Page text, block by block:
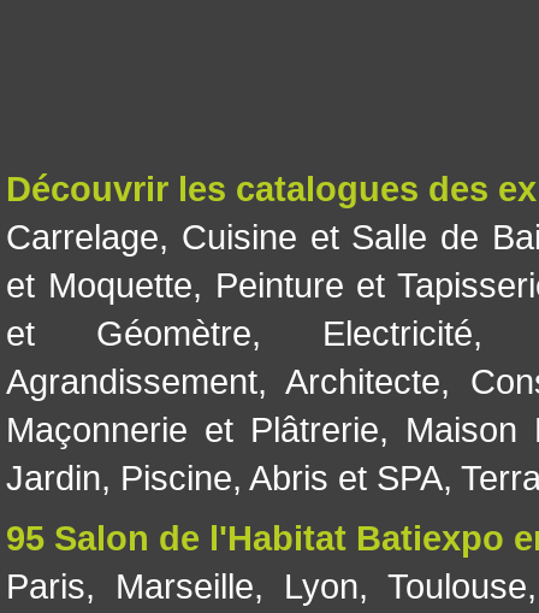
Découvrir les catalogues des
Carrelage, Cuisine et Salle de
et Moquette, Peinture et
et Géomètre, Electricité
Agrandissement, Architecte,
Maçonnerie et Plâtrerie, Maison
Jardin, Piscine, Abris et SPA,
95 Salon de l'Habitat Batiexpo
Paris, Marseille, Lyon, Toulouse